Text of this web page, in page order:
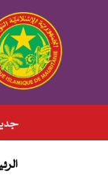
المرأة والفتاة